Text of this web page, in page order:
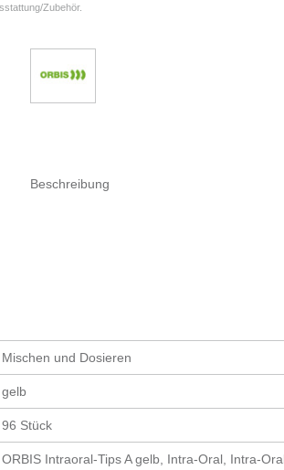
Zubehör.
Beschreibung
Mischen und Dosieren
gelb
96 Stück
ORBIS Intraoral-Tips A gelb, Intra-Oral, Intra-